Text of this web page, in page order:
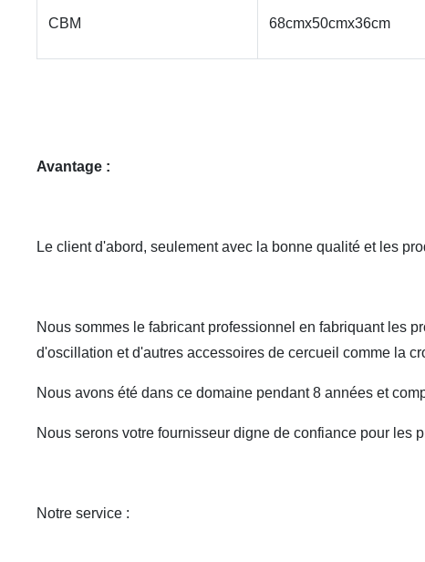
CBM 68cmx50cmx36cm
Avantage :
Le client d'abord, seulement avec la bonne qualité et les
Nous sommes le fabricant professionnel en fabriquant les
d'oscillation et d'autres accessoires de cercueil comme la
Nous avons été dans ce domaine pendant 8 années et
Nous serons votre fournisseur digne de confiance pour les
Notre service :